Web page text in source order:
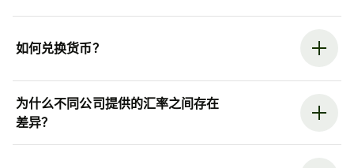
如何兑换货币？
为什么不同公司提供的汇率之间存在
差异？